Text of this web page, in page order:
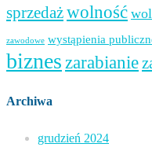
sprzedażwolność
zawodowe wystąpienia
biznes zarabianie
Archiwa
grudzień 2024